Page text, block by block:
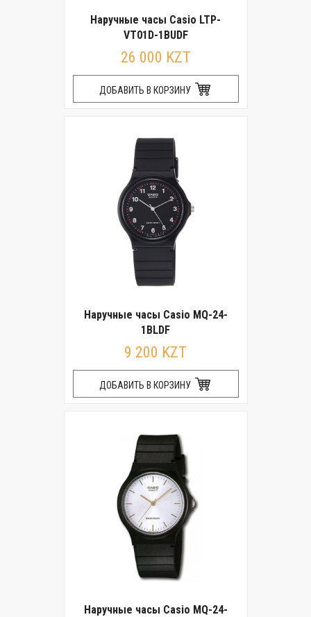
Наручные часы Casio LTP-
VT01D-1BUDF
26 000 KZT
ДОБАВИТЬ В КОРЗИНУ
Наручные часы Casio MQ-24-
1BLDF
9 200 KZT
ДОБАВИТЬ В КОРЗИНУ
Наручные часы Casio MQ-24-